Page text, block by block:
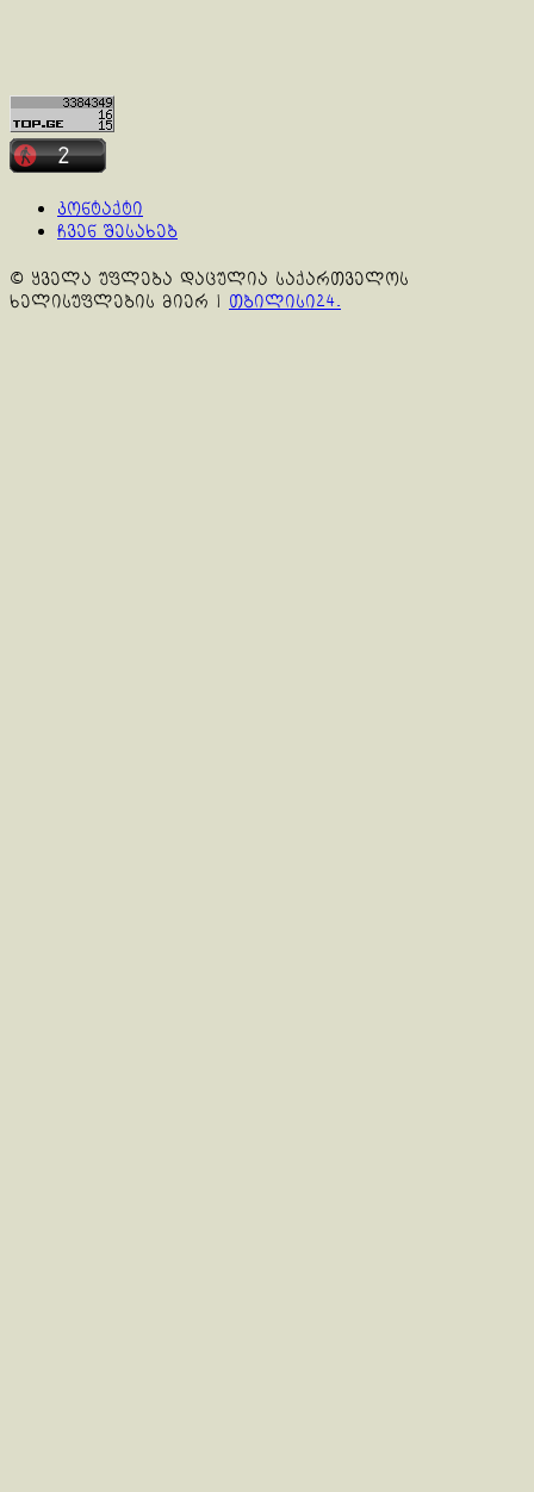
კონტაქტი
ჩვენ შესახებ
© ყველა უფლება დაცულია საქართველოს
ხელისუფლების მიერ | თბილისი24.